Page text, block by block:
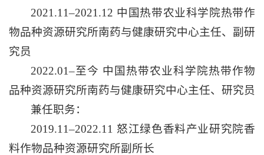
2021.11–2021.12 中国热带农业科学院热带作
物品种资源研究所南药与健康研究中心主任、副研
究员
2022.01–至今 中国热带农业科学院热带作物
品种资源研究所南药与健康研究中心主任、研究员
兼任职务：
2019.11–2022.11 怒江绿色香料产业研究院香
料作物品种资源研究所副所长